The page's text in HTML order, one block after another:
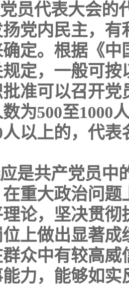
员代表大会的
党内民主，
定。根据《
定，一般可按
准可以召开党
为500至1000
人以上的，代
是共产党员中
重大政治问
论，坚决贯
上做出显著
众中有较高
力，能够如